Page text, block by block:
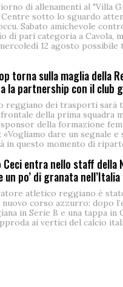
di allenamenti al "Villa
sotto lo sguardo
Sabato amichevole
di pari categoria a Cavola,
12 agosto possibile
torna sulla maglia della
la partnership con il club
reggiano dei trasporti sarà
della prima squadra
della formazione
«Vogliamo dare un segnale e
in questo momento di
Ceci entra nello staff della
un po’ di granata
atletico reggiano è
corso azzurro: dopo
in Serie B e una tappa in
ai vertici del calcio